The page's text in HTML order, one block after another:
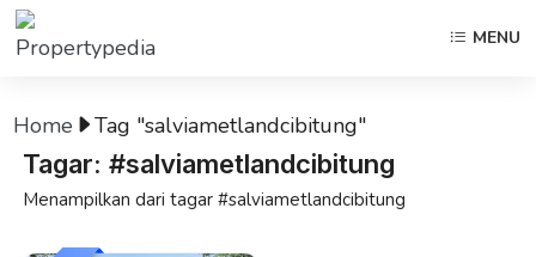
MENU
Home Tag "salviametlandcibitung"
Tagar: #salviametlandcibitung
Menampilkan dari tagar #salviametlandcibitung